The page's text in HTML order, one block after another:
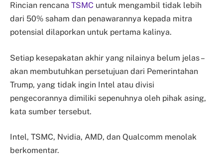
Rincian rencana TSMC untuk mengambil tidak lebih
dari 50% saham dan penawarannya kepada mitra
potensial dilaporkan untuk pertama kalinya.
Setiap kesepakatan akhir yang nilainya belum jelas –
akan membutuhkan persetujuan dari Pemerintahan
Trump, yang tidak ingin Intel atau divisi
pengecorannya dimiliki sepenuhnya oleh pihak asing,
kata sumber tersebut.
Intel, TSMC, Nvidia, AMD, dan Qualcomm menolak
berkomentar.